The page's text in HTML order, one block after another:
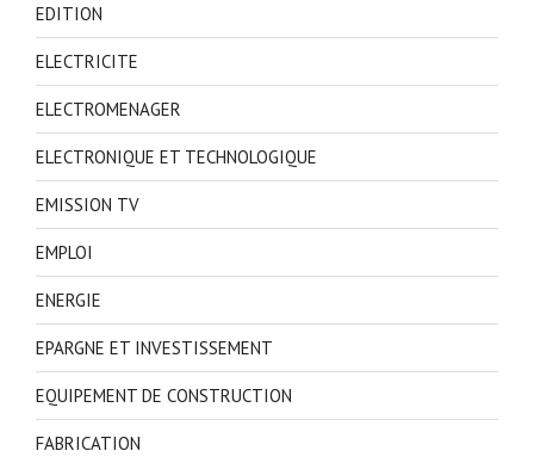
EDITION
ELECTRICITE
ELECTROMENAGER
ELECTRONIQUE ET TECHNOLOGIQUE
EMISSION TV
EMPLOI
ENERGIE
EPARGNE ET INVESTISSEMENT
EQUIPEMENT DE CONSTRUCTION
FABRICATION